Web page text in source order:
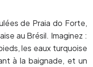
de Praia do Forte,
au Brésil. Imaginez :
les eaux turquoise
à la baignade, et un